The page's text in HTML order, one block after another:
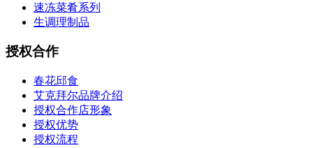
速冻菜肴系列
生调理制品
授权合作
春花邱食
艾克拜尔品牌介绍
授权合作店形象
授权优势
授权流程